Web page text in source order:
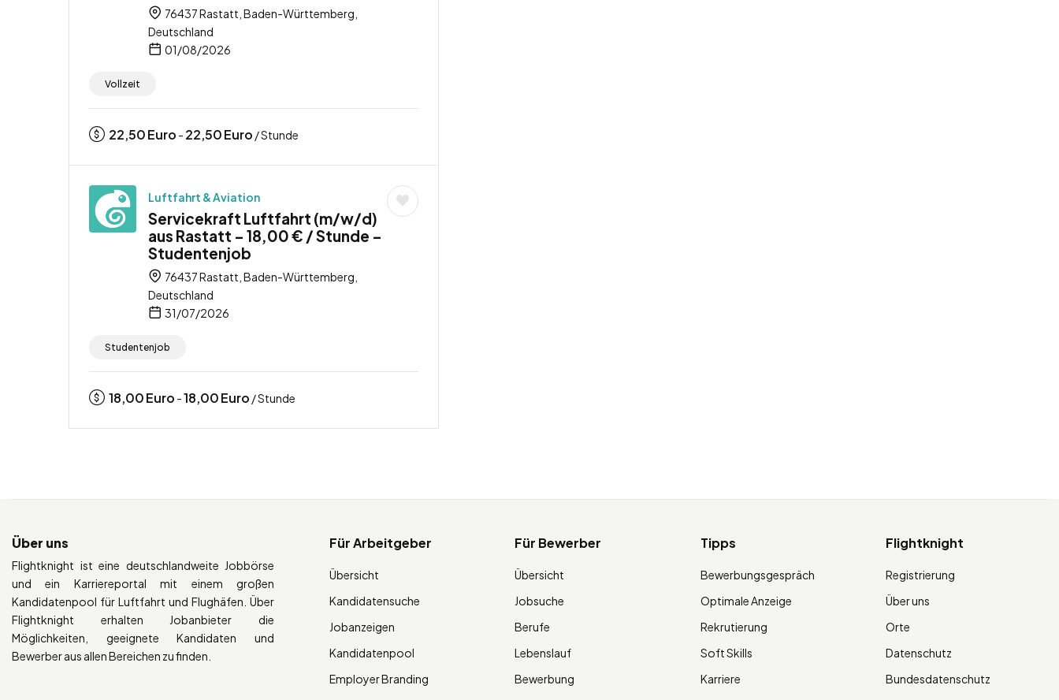
76437 Rastatt, Baden-Württemberg,
Deutschland
01/08/2026
Vollzeit
22,50Euro - 22,50Euro / Stunde
Luftfahrt & Aviation
Servicekraft Luftfahrt (m/w/d)
aus Rastatt – 18,00 € / Stunde –
Studentenjob
76437 Rastatt, Baden-Württemberg,
Deutschland
31/07/2026
Studentenjob
18,00Euro -18,00Euro / Stunde
Über uns
Flightknight ist eine deutschlandweite Jobbörse
und ein Karriereportal mit einem großen
Kandidatenpool für Luftfahrt und Flughäfen. Über
Flightknight erhalten Jobanbieter die
Möglichkeiten, geeignete Kandidaten und
Bewerber aus allen Bereichen zu finden.
Für Arbeitgeber
Übersicht
Kandidatensuche
Jobanzeigen
Kandidatenpool
Employer Branding
Für Bewerber
Übersicht
Jobsuche
Berufe
Lebenslauf
Bewerbung
Tipps
Bewerbungsgespräch
Optimale Anzeige
Rekrutierung
Soft Skills
Karriere
Flightknight
Registrierung
Über uns
Orte
Datenschutz
Bundesdatenschutz